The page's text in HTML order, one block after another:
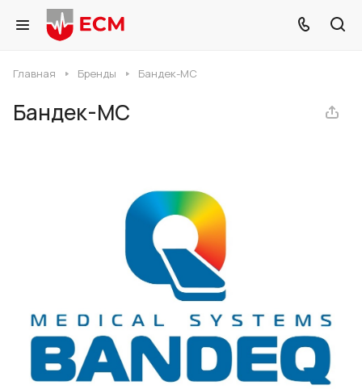
Главная Бренды Бандек-МС
Бандек-МС